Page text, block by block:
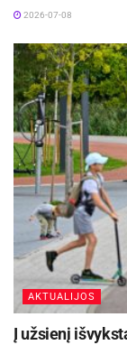
2026-07-08
AKTUALIJOS
Į užsienį